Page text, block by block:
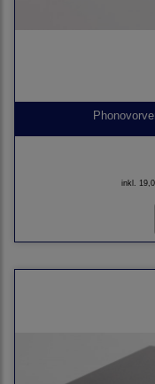
inkl.